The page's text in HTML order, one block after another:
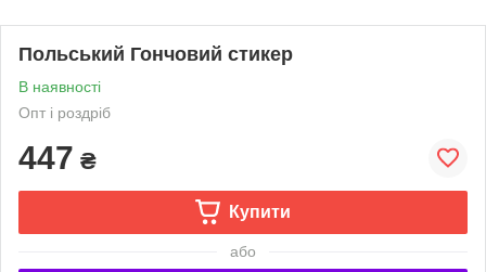
Польський Гончовий стикер
В наявності
Опт і роздріб
447 ₴
Купити
або